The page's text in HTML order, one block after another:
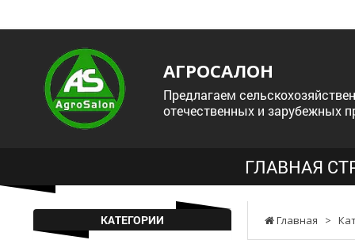
АГРОСАЛОН
Предлагаем
отечественных и зарубежных
ГЛАВНАЯ
Главная >
КАТЕГОРИИ